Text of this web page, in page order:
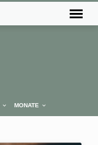
MONATE